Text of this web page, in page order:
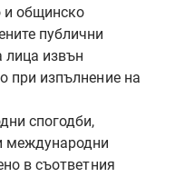
и общинско
публични
лица извън
при изпълнение на
спогодби,
международни
в съответния